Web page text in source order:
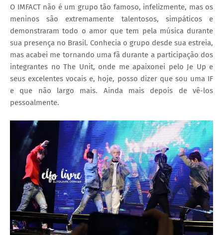
O IMFACT não é um grupo tão famoso, infelizmente, mas os
meninos são extremamente talentosos, simpáticos e
demonstraram todo o amor que tem pela música durante
sua presença no Brasil. Conhecia o grupo desde sua estreia,
mas acabei me tornando uma fã durante a participação dos
integrantes no The Unit, onde me apaixonei pelo Je Up e
seus excelentes vocais e, hoje, posso dizer que sou uma IF
e que não largo mais. Ainda mais depois de vê-los
pessoalmente.